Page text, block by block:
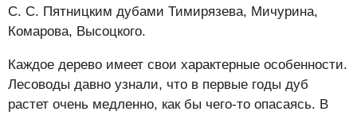
С. С. Пятницким дубами Тимирязева, Мичурина,
Комарова, Высоцкого.
Каждое дерево имеет свои характерные особенности.
Лесоводы давно узнали, что в первые годы дуб
растет очень медленно, как бы чего-то опасаясь. В